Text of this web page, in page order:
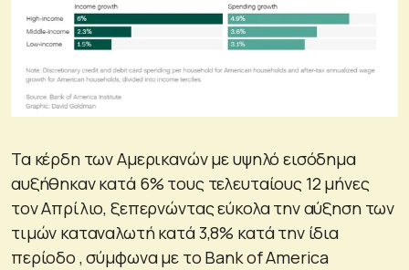
Τα κέρδη των Αμερικανών με υψηλό εισόδημα
αυξήθηκαν κατά 6% τους τελευταίους 12 μήνες
τον Απρίλιο, ξεπερνώντας εύκολα την αύξηση των
τιμών καταναλωτή κατά 3,8% κατά την ίδια
περίοδο , σύμφωνα με το Bank of America